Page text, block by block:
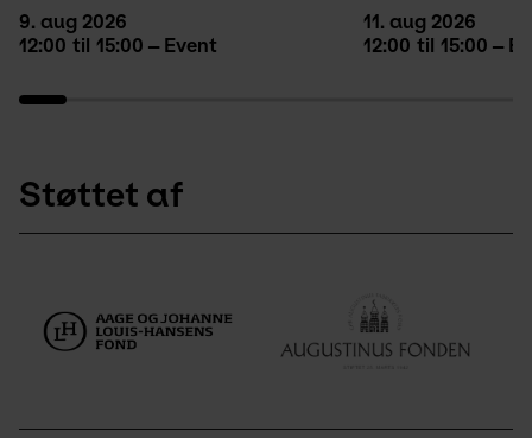
9. aug 2026
12:00 til 15:00 Event
11. aug 2026
12:00 til 15:00
Støttet af